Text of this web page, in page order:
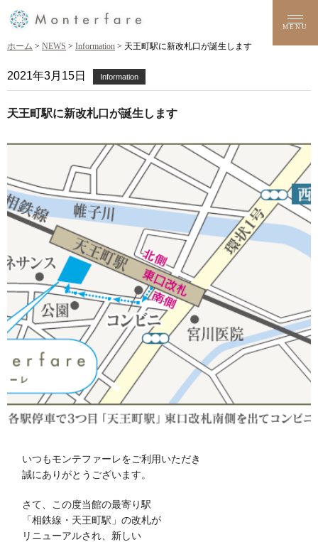
MENU
ホーム > NEWS > Information > 天王町駅に新改札口が誕生します
2021年3月15日 Information
天王町駅に新改札口が誕生します
いつもモンテファーレをご利用いただき
誠にありがとうございます。
さて、この度当館の最寄り駅
「相鉄線・天王町駅」の改札が
リニューアルされ、新しい